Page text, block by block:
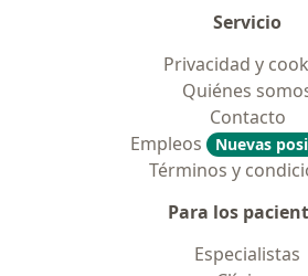
Servicio
Privacidad y
Quiénes
Contacto
Empleos
Nuevas
Términos y
Para los
Especialistas